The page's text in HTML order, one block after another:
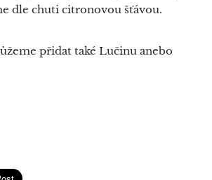
dle chuti citronovou šťávou.
přidat také Lučinu anebo